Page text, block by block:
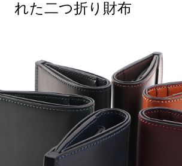
れた二つ折り財布